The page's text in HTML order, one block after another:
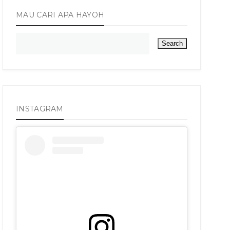
MAU CARI APA HAYOH
INSTAGRAM